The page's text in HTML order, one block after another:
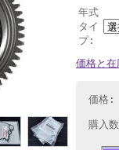
年式
タイ
プ:
価格と在
価格:
購入